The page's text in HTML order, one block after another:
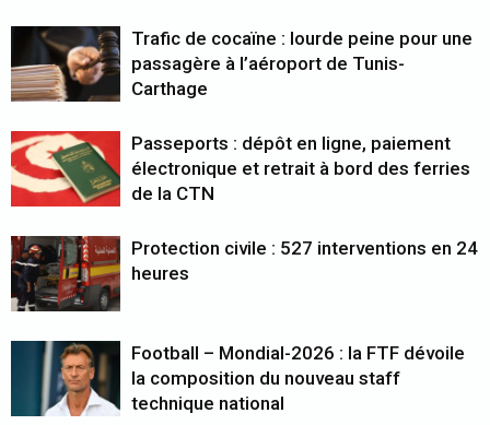
Trafic de cocaïne : lourde peine pour une
passagère à l’aéroport de Tunis-
Carthage
Passeports : dépôt en ligne, paiement
électronique et retrait à bord des ferries
de la CTN
Protection civile : 527 interventions en 24
heures
Football – Mondial-2026 : la FTF dévoile
la composition du nouveau staff
technique national